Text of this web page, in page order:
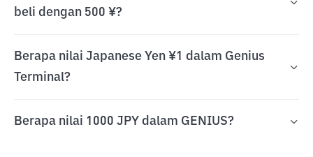
beli dengan 500 ¥?
Berapa nilai Japanese Yen ¥1 dalam Genius
Terminal?
Berapa nilai 1000 JPY dalam GENIUS?